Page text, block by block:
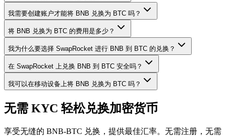
我需要创建账户才能将 BNB 兑换为 BTC 吗？
将 BNB 兑换为 BTC 的费用是多少？
我为什么要选择 SwapRocket 进行 BNB 到 BTC 的兑换？
在 SwapRocket 上兑换 BNB 到 BTC 安全吗？
我可以在移动设备上将 BNB 兑换为 BTC 吗？
无需 KYC 轻松兑换加密货币
享受无缝的 BNB-BTC 兑换，提供最佳汇率。无需注册，无需